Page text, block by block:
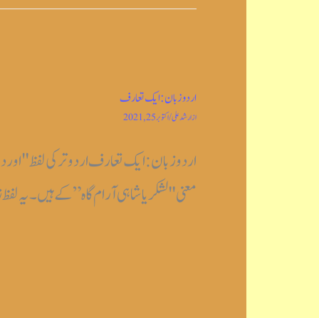
اردو زبان: ایک تعارف
ازارشد علی/اکتوبر 25, 2021
اردو زبان: ایک تعارف اردو ترکی لفظ
معنی "لشکریا شاہی آرام گاہ” کے ہیں۔ یہ